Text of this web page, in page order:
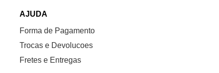
AJUDA
Forma de Pagamento
Trocas e Devolucoes
Fretes e Entregas